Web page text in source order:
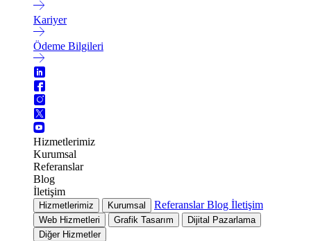
Kariyer
Ödeme Bilgileri
Hizmetlerimiz
Kurumsal
Referanslar
Blog
İletişim
Hizmetlerimiz Kurumsal ReferanslarBlog İletişim
Web Hizmetleri Grafik Tasarım
Dijital Pazarlama
Diğer Hizmetler